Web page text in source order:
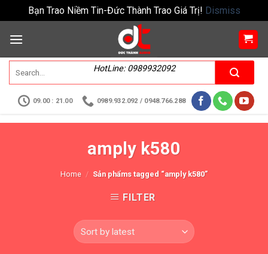
Bạn Trao Niềm Tin-Đức Thành Trao Giá Trị! Dismiss
HotLine: 0989932092
09.00 : 21.00 0989.932.092 / 0948.766.288
amply k580
Home / Sản phẩms tagged “amply k580”
FILTER